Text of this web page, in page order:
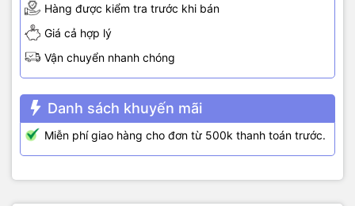
Hàng được kiểm tra trước khi bán
Giá cả hợp lý
Vận chuyển nhanh chóng
Danh sách khuyến mãi
Miễn phí giao hàng cho đơn từ 500k thanh toán trước.